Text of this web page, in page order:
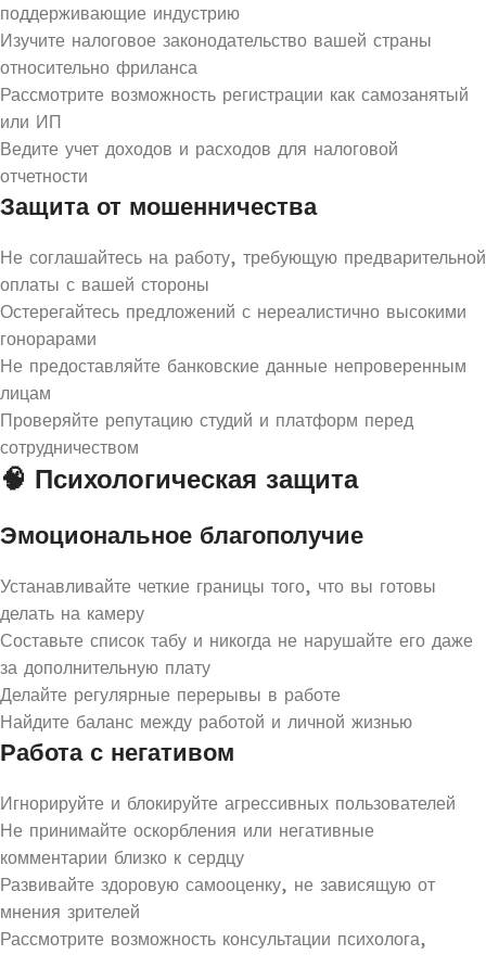
поддерживающие индустрию
Изучите налоговое законодательство вашей страны
относительно фриланса
Рассмотрите возможность регистрации как самозанятый
или ИП
Ведите учет доходов и расходов для налоговой
отчетности
Защита от мошенничества
Не соглашайтесь на работу, требующую предварительной
оплаты с вашей стороны
Остерегайтесь предложений с нереалистично высокими
гонорарами
Не предоставляйте банковские данные непроверенным
лицам
Проверяйте репутацию студий и платформ перед
сотрудничеством
🧠 Психологическая защита
Эмоциональное благополучие
Устанавливайте четкие границы того, что вы готовы
делать на камеру
Составьте список табу и никогда не нарушайте его даже
за дополнительную плату
Делайте регулярные перерывы в работе
Найдите баланс между работой и личной жизнью
Работа с негативом
Игнорируйте и блокируйте агрессивных пользователей
Не принимайте оскорбления или негативные
комментарии близко к сердцу
Развивайте здоровую самооценку, не зависящую от
мнения зрителей
Рассмотрите возможность консультации психолога,